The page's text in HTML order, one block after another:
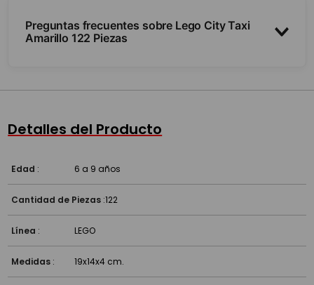
Preguntas frecuentes sobre Lego City Taxi
Amarillo 122 Piezas
¿Es compatible con otros Lego?
Detalles del Producto
Edad : 6 a 9 años
Cantidad de Piezas :122
Línea : LEGO
Medidas : 19x14x4 cm.